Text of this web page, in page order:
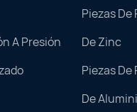
A Presión
Piezas
De Zinc
Piezas
De